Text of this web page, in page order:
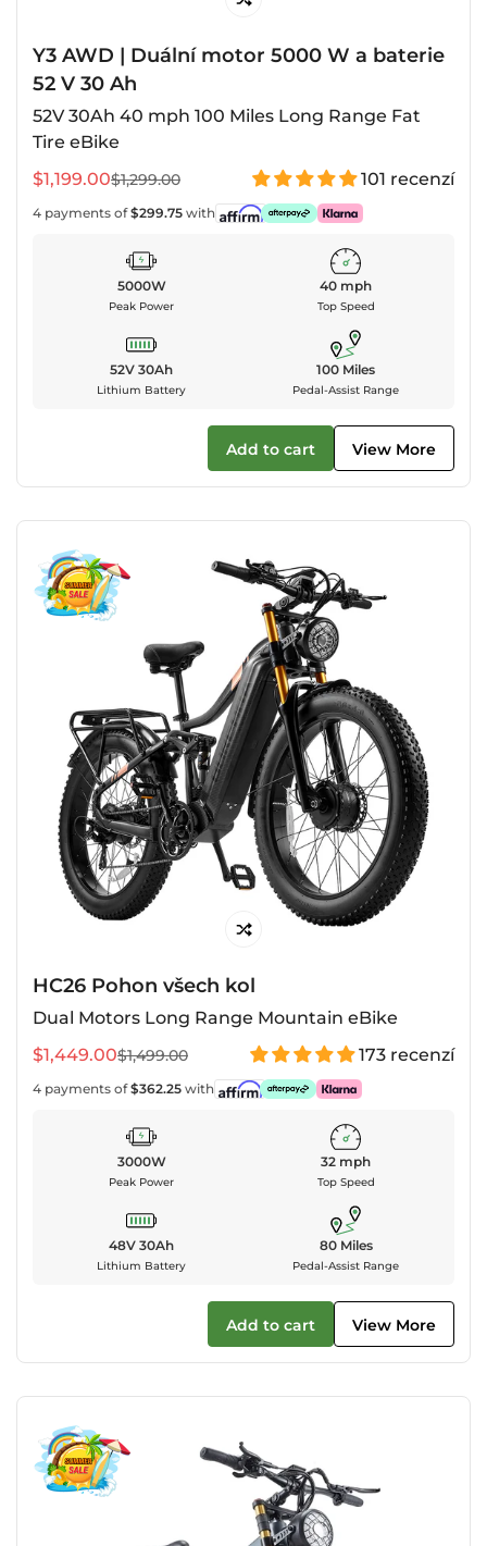
Y3 AWD | Duální motor 5000 W a baterie
52 V 30 Ah
52V 30Ah 40 mph 100 Miles Long Range Fat
Tire eBike
Prodejní
cena
$1,199.00
Běžná
cena
$1,299.00 101 recenzí
4 payments of$299.75 with
5000W
Peak Power
40 mph
Top Speed
52V 30Ah
Lithium Battery
100 Miles
Pedal-Assist Range
Add to cart View More
HC26 Pohon všech kol
Dual Motors Long Range Mountain eBike
Prodejní
cena
$1,449.00
Běžná
cena
$1,499.00 173 recenzí
4 payments of$362.25 with
3000W
Peak Power
32 mph
Top Speed
48V 30Ah
Lithium Battery
80 Miles
Pedal-Assist Range
Add to cart View More